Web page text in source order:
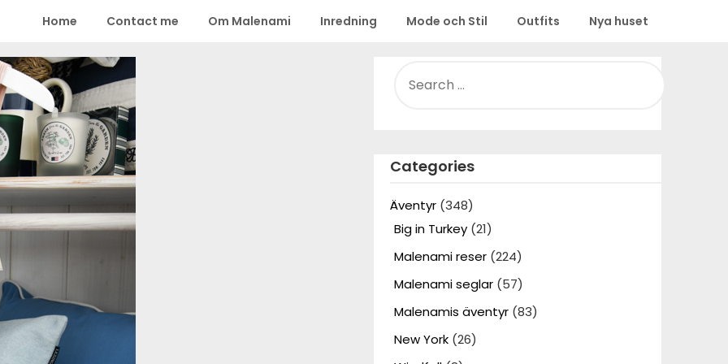
Home Contact me Om Malenami Inredning Mode och Stil Outfits Nya huset
FOR:
Categories
Äventyr(348)
Big in Turkey(21)
Malenami reser(224)
Malenami seglar(57)
Malenamis äventyr(83)
New York(26)